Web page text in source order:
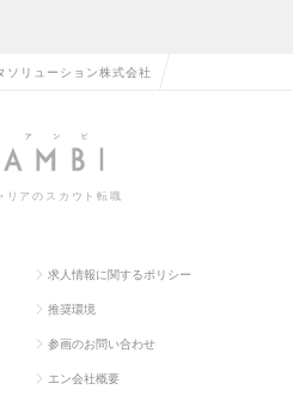
ソリューション株式会社
リアのスカウト転職
求人情報に関するポリシー
推奨環境
参画のお問い合わせ
エン会社概要